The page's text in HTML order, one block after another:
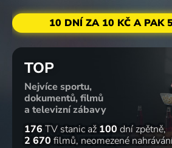
10 DNÍ ZA 10 KČ A PAK
TOP
Nejvíce sportu,
dokumentů, filmů
a televizní zábavy
176 TV stanic až 100 dní zpětně
2 670 filmů neomezené